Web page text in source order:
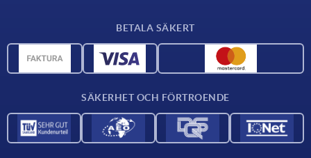
CAD-data
BETALA SÄKERT
SÄKERHET OCH FÖRTROENDE